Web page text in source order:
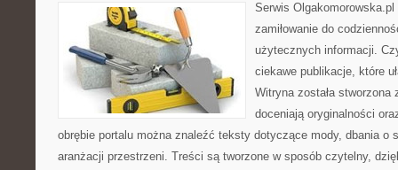
Serwis
zamiłowanie do
użytecznych informacji.
ciekawe publikacje, które
Witryna została
doceniają oryginalności
obrębie portalu można znaleźć teksty dotyczące mody, dbania o
aranżacji przestrzeni. Treści są tworzone w sposób czytelny,